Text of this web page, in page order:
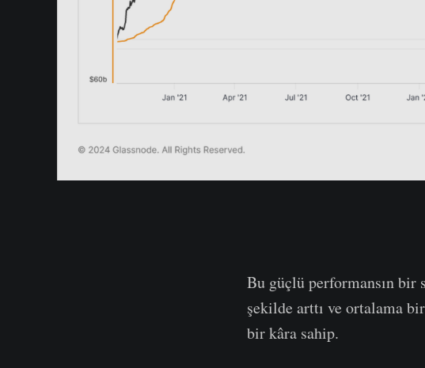
Bu güçlü performansın bir
şekilde arttı ve ortalama
bir kâra sahip.